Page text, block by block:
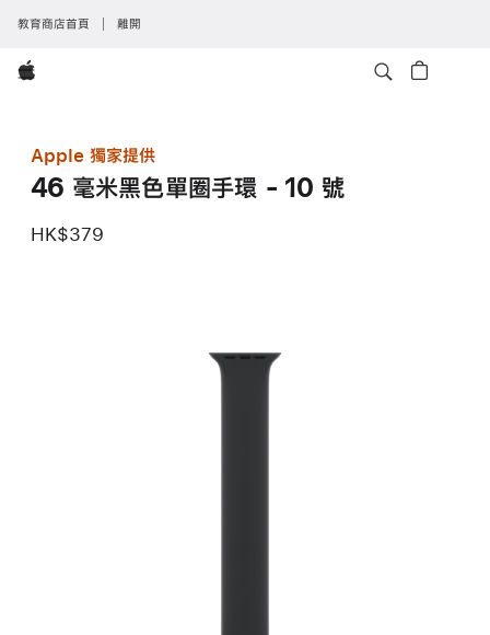
教育商店首頁 離開
Apple
Apple 獨家提供
46 毫米黑色單圈手環 - 10 號
HK$379